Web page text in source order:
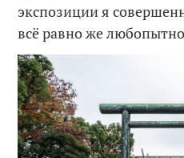
экспозиции я
всё равно же